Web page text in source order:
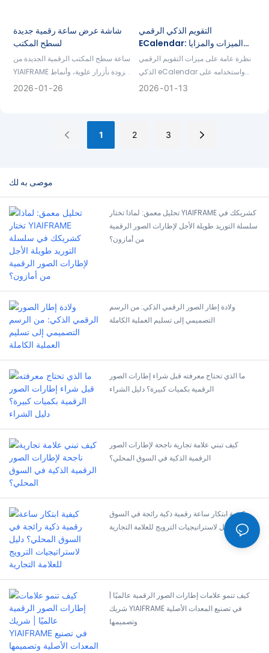
شاشة عرض ساعة رقمية جديدة
لسطح المكتب
ساعة سطح المكتب الرقمية الجديدة من
YIAIFRAME مزودة بأزرار علوية، وأنماط
متعددة لواجهة المستخدم، وتشغيل
2026 01 26
التقويم الذكي الرقمي
ECalendar: الميزات والمزايا
والاستخدام العملي
نظرة عامة على ميزات التقويم الرقمي
الذكي eCalendar واستخدامه على
شاشات عرض التقويم الرقمي الجداري.
2026 01 13
1 2 3
موصى به لك
تحليل معمق: لماذا تختار YIAIFRAME كشريكك في
سلسلة التوريد طويلة الأجل لإطارات الصور الرقمية
من أمازون؟
ولادة إطار الصور الرقمي الذكي: من الرسم
التصميمي إلى تسليم العملية الكاملة
ما الذي تحتاج معرفته قبل شراء إطارات الصور
الرقمية بكميات كبيرة؟ دليل الشراء
كيف تبني علامة تجارية ناجحة لإطارات الصور
الرقمية الذكية في السوق المحلي؟
كيفية ابتكار ساعة رقمية ذكية رائجة في السوق
المحلي؟ دليل لاستراتيجيات الترويج للعلامة التجارية
كيف تنمو علامات إطارات الصور الرقمية عالميًا |
شريك YIAIFRAME في تصنيع المعدات الأصلية
وتصميمها